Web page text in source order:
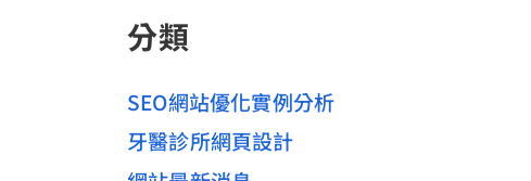
字
:
分類
SEO網站優化實例分析
牙醫診所網頁設計